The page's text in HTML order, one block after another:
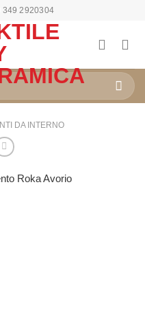
349 2920304
DA INTERNO